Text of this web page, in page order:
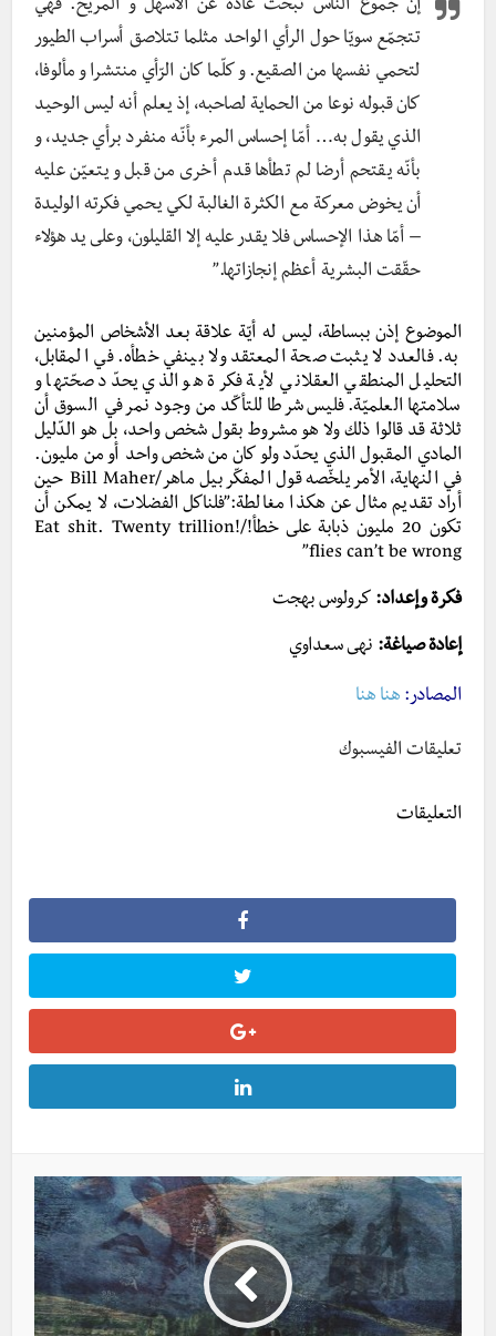
إنّ جموع الناس تبحث عادة عن الأسهل و المريح. فهي
تتجمّع سويّا حول الرأي الواحد مثلما تتلاصق أسراب الطيور
لتحمي نفسها من الصقيع. و كلّما كان الرّأي منتشرا و مألوفا،
كان قبوله نوعا من الحماية لصاحبه، إذ يعلم أنه ليس الوحيد
الذي يقول به… أمّا إحساس المرء بأنّه منفرد برأي جديد، و
بأنّه يقتحم أرضا لم تطأها قدم أخرى من قبل و يتعيّن عليه
أن يخوض معركة مع الكثرة الغالبة لكي يحمي فكرته الوليدة
– أمّا هذا الإحساس فلا يقدر عليه إلا القليلون، وعلى يد هؤلاء
حقّقت البشرية أعظم إنجازاتها.”
الموضوع إذن ببساطة، ليس له أيّة علاقة بعد الأشخاص المؤمنين
به. فالعدد لا يثبت صحة المعتقد ولا بينفي خطأه. في المقابل،
التحليل المنطقي العقلاني لأية فكرة هو الذي يحدّد صحّتها و
سلامتها العلميّة. فليس شرطا للتأكّد من وجود نمر في السوق أن
ثلاثة قد قالوا ذلك ولا هو مشروط بقول شخص واحد، بل هو الدّليل
المادي المقبول الذي يحدّد ولو كان من شخص واحد أو من مليون.
في النهاية، الأمر يلخّصه قول المفكّر بيل ماهر/Bill Maher حين
أراد تقديم مثال عن هكذا مغالطة:”فلناكل الفضلات، لا يمكن أن
تكون 20 مليون ذبابة على خطأ!/!Eat shit. Twenty trillion
flies can’t be wrong”
فكرة وإعداد: كرولوس بهجت
إعادة صياغة: نهى سعداوي
المصادر: هنا هنا
تعليقات الفيسبوك
التعليقات